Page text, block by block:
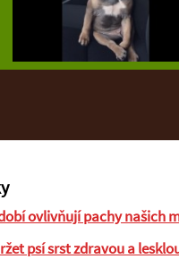
ovlivňují pachy našich
psí srst zdravou a